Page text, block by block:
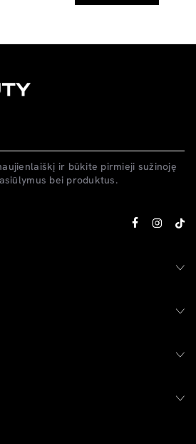
ir būkite pirmieji sužinoję
bei produktus.